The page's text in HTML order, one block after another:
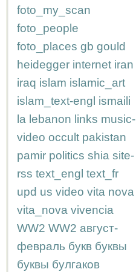
foto_my_scan
foto_people
foto_places gb gould
heidegger internet iran
iraq islam islamic_art
islam_text-engl ismaili
la lebanon links music-
video occult pakistan
pamir politics shia site-
rss text_engl text_fr
upd us video vita nova
vita_nova vivencia
WW2 WW2 август-
февраль букв буквы
буквы булгаков